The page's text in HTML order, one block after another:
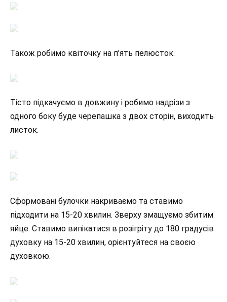
Також робимо квіточку на п’ять пелюсток.
Тісто підкачуємо в довжину і робимо надрізи з
одного боку буде черепашка з двох сторін, виходить
листок.
Сформовані булочки накриваємо та ставимо
підходити на 15-20 хвилин. Зверху змащуємо збитим
яйце. Ставимо випікатися в розігріту до 180 градусів
духовку на 15-20 хвилин, орієнтуйтеся на своєю
духовкою.